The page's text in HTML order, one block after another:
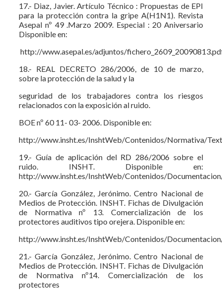
17.- Diaz, Javier. Artículo Técnico : Propuestas de EPI
para la protección contra la gripe A(H1N1). Revista
Asepal nº 49 .Marzo 2009. Especial : 20 Aniversario
Disponible en:
http://www.asepal.es/adjuntos/
18.- REAL DECRETO 286/2006, de 10 de marzo,
sobre la protección de la salud y la
seguridad de los trabajadores contra los riesgos
relacionados con la exposición al ruido.
BOE nº 60 11- 03- 2006. Disponible en:
http://www.insht.es/InshtWeb/Contenidos/Normativa/
19.- Guía de aplicación del RD 286/2006 sobre el
ruido. INSHT. Disponible en:
http://www.insht.es/InshtWeb/Contenidos/
20.- García González, Jerónimo. Centro Nacional de
Medios de Protección. INSHT. Fichas de Divulgación
de Normativa nº 13. Comercialización de los
protectores auditivos tipo orejera. Disponible en:
http://www.insht.es/InshtWeb/Contenidos/
21.- García González, Jerónimo. Centro Nacional de
Medios de Protección. INSHT. Fichas de Divulgación
de Normativa nº14. Comercialización de los
protectores